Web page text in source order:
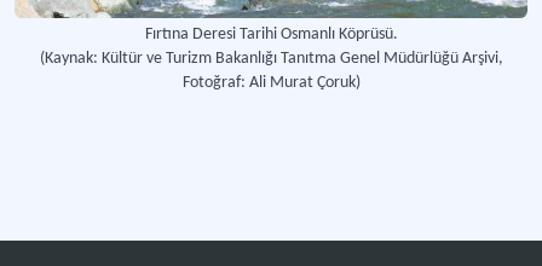
Fırtına Deresi Tarihi Osmanlı Köprüsü.
(Kaynak: Kültür ve Turizm Bakanlığı Tanıtma Genel Müdürlüğü Arşivi,
Fotoğraf: Ali Murat Çoruk)